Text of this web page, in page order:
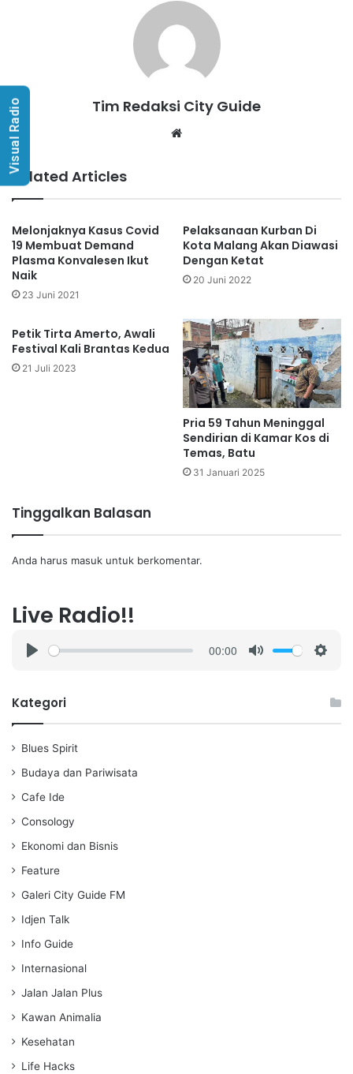
Tim Redaksi City Guide
Related Articles
Melonjaknya Kasus Covid
19 Membuat Demand
Plasma Konvalesen Ikut
Naik
23 Juni 2021
Pelaksanaan Kurban Di
Kota Malang Akan Diawasi
Dengan Ketat
20 Juni 2022
Petik Tirta Amerto, Awali
Festival Kali Brantas Kedua
21 Juli 2023
Pria 59 Tahun Meninggal
Sendirian di Kamar Kos di
Temas, Batu
31 Januari 2025
Tinggalkan Balasan
Anda harus masuk untuk berkomentar.
Live Radio!!
a
00:00
Kategori
Blues Spirit
Budaya dan Pariwisata
Cafe Ide
Consology
Ekonomi dan Bisnis
Feature
Galeri City Guide FM
Idjen Talk
Info Guide
Internasional
Jalan Jalan Plus
Kawan Animalia
Kesehatan
Life Hacks
Visual Radio